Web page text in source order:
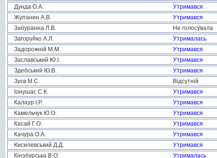
Дунда О.А.
Утримався
Жупанин А.В.
Утримався
Забуранна Л.В.
Не голосувала
Загоруйко А.Л.
Утрималась
Задорожній М.М.
Утримався
Заславський Ю.І.
Утримався
Здебський Ю.В.
Утримався
Зуєв М.С.
Відсутній
Іонушас С.К.
Утримався
Калаур І.Р.
Утримався
Камельчук Ю.О.
Утримався
Касай Г.О.
Утримався
Качура О.А.
Утримався
Кисилевський Д.Д.
Утримався
Кінзбурська В.О.
Утрималась